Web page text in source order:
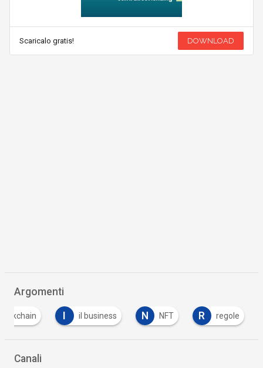
Scaricalo gratis! DOWNLOAD
Argomenti
il business N NFT R regole
Canali